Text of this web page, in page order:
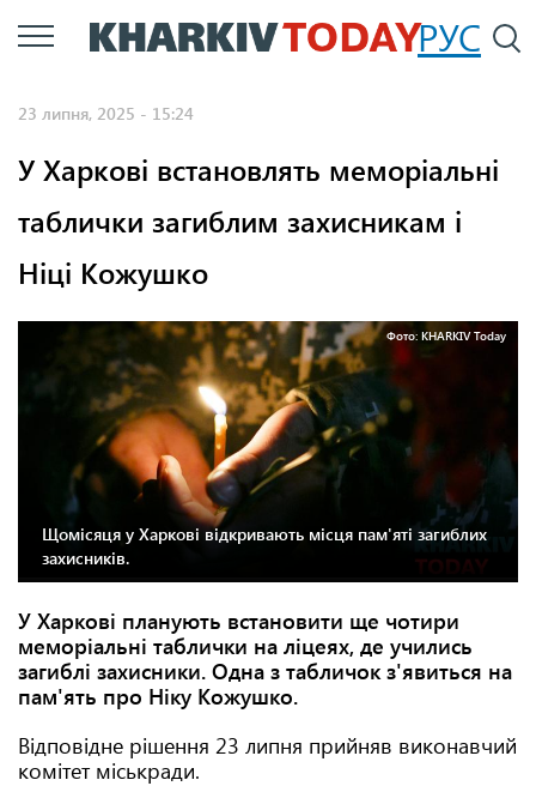
Перейти
до
РУС
23 липня, 2025 - 15:24
У Харкові встановлять меморіальні
таблички загиблим захисникам і
Ніці Кожушко
Фото: KHARKIV Today
Щомісяця у Харкові відкривають місця пам'яті загиблих
захисників.
У Харкові планують встановити ще чотири
меморіальні таблички на ліцеях, де учились
загиблі захисники. Одна з табличок з'явиться на
пам'ять про Ніку Кожушко.
Відповідне рішення 23 липня прийняв виконавчий
комітет міськради.